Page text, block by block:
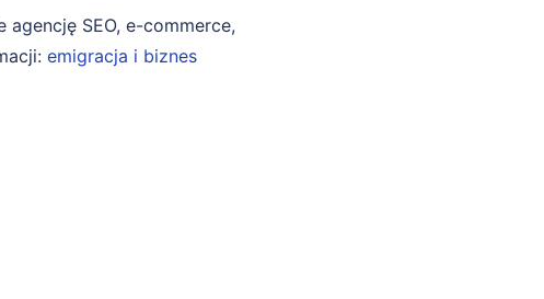
SEO, e-commerce,
emigracja i biznes